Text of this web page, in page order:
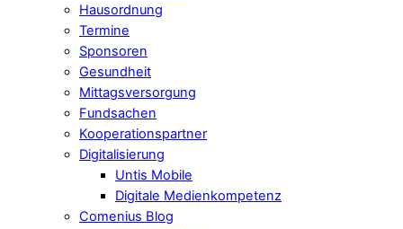
Hausordnung
Termine
Sponsoren
Gesundheit
Mittagsversorgung
Fundsachen
Kooperationspartner
Digitalisierung
Untis Mobile
Digitale Medienkompetenz
Comenius Blog